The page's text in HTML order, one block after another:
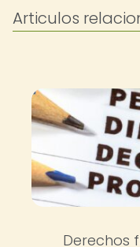
Articulos
Derechos